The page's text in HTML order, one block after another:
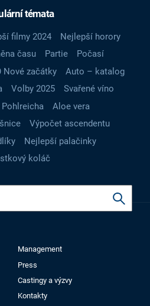
témata
filmy 2024
Nejlepší horory
času Partie
Počasí
Nové začátky
Auto – katalog
Volby 2025
Svařené víno
Aloe vera
Výpočet ascendentu
Nejlepší palačinky
koláč
Management
Press
Castingy a výzvy
Kontakty